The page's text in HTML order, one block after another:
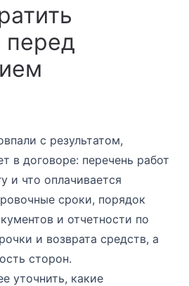
перед
с результатом,
в договоре: перечень работ
и что оплачивается
сроки, порядок
и отчетности по
и возврата средств, а
сторон.
уточнить, какие